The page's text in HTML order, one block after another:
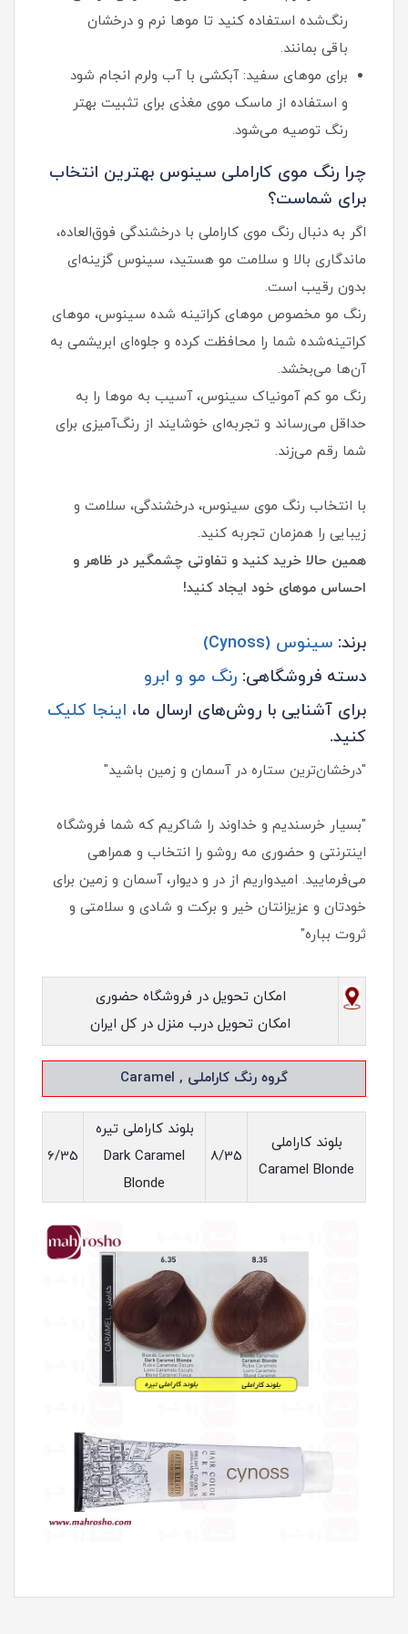
رنگ‌شده استفاده کنید تا موها نرم و درخشان
باقی بمانند.
برای موهای سفید: آبکشی با آب ولرم انجام شود
و استفاده از ماسک موی مغذی برای تثبیت بهتر
رنگ توصیه می‌شود.
چرا رنگ موی کاراملی سینوس بهترین انتخاب
برای شماست؟
اگر به دنبال رنگ موی کاراملی با درخشندگی فوق‌العاده،
ماندگاری بالا و سلامت مو هستید، سینوس گزینه‌ای
بدون رقیب است.
رنگ مو مخصوص موهای کراتینه شده سینوس، موهای
کراتینه‌شده شما را محافظت کرده و جلوه‌ای ابریشمی به
آن‌ها می‌بخشد.
رنگ مو کم آمونیاک سینوس، آسیب به موها را به
حداقل می‌رساند و تجربه‌ای خوشایند از رنگ‌آمیزی برای
شما رقم می‌زند.
با انتخاب رنگ موی سینوس، درخشندگی، سلامت و
زیبایی را همزمان تجربه کنید.
همین حالا خرید کنید و تفاوتی چشمگیر در ظاهر و
احساس موهای خود ایجاد کنید!
برند: سینوس (Cynoss)
دسته فروشگاهی: رنگ مو و ابرو
برای آشنایی با روش‌های ارسال ما، اینجا کلیک
کنید.
"درخشان‌ترین ستاره در آسمان و زمین باشید"
"بسیار خرسندیم و خداوند را شاکریم که شما فروشگاه
اینترنتی و حضوری مه روشو را انتخاب و همراهی
می‌فرمایید. امیدواریم از در و دیوار، آسمان و زمین برای
خودتان و عزیزانتان خیر و برکت و شادی و سلامتی و
ثروت بباره"
امکان تحویل در فروشگاه حضوری
امکان تحویل درب منزل در کل ایران
گروه رنگ کاراملی , Caramel
بلوند کاراملی
Caramel Blonde
8/35
بلوند کاراملی تیره
Dark Caramel
Blonde
6/35